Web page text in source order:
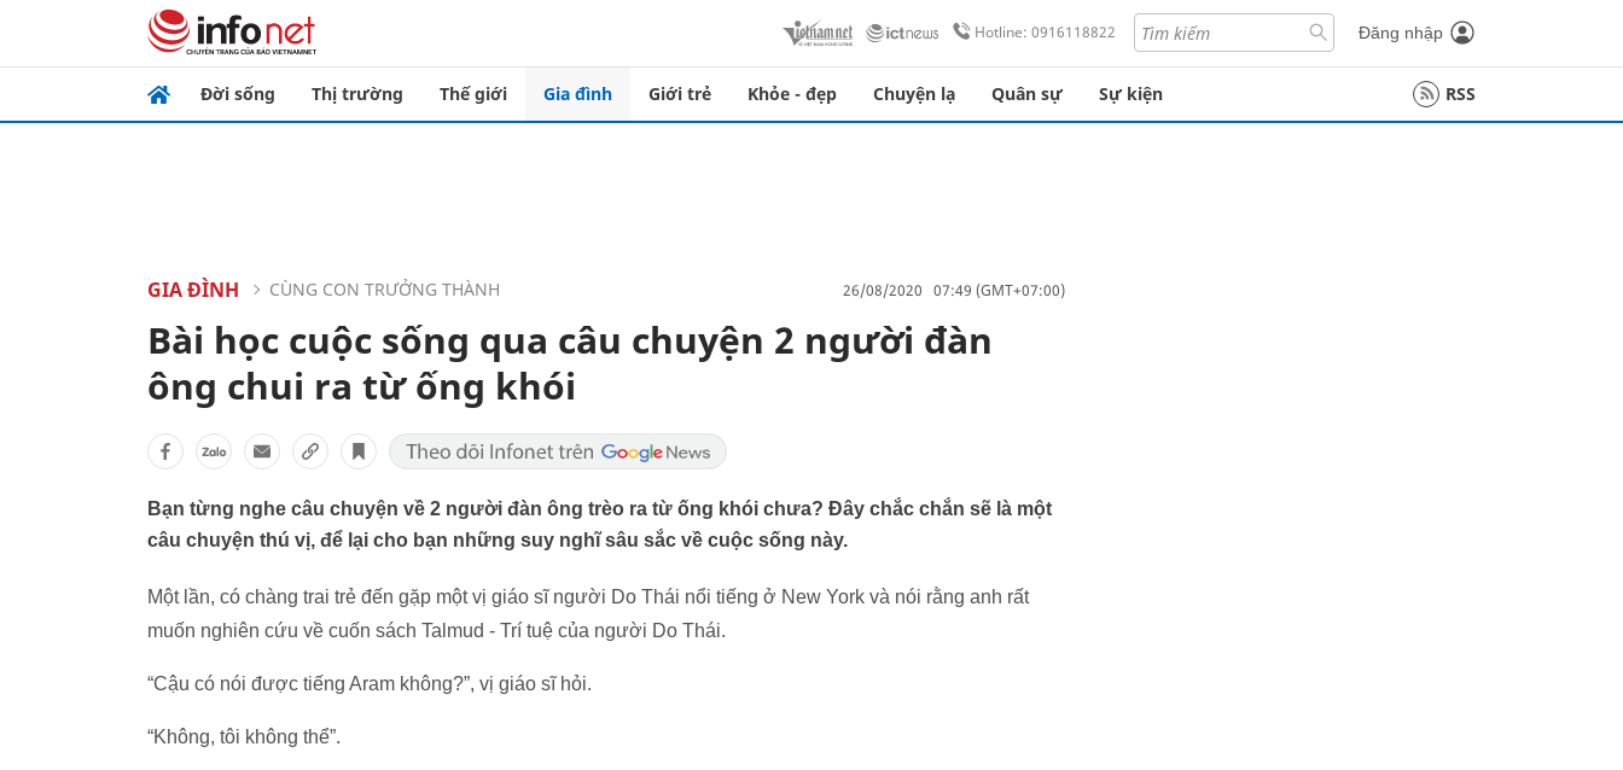
Hotline: 0916118822 Đăng nhập
Đời sống Thị trường Thế giới Gia đình Giới trẻ Khỏe - đẹp Chuyện lạ Quân sự Sự kiện RSS
GIA ĐÌNH CÙNG CON TRƯỞNG THÀNH 26/08/2020 07:49 (GMT+07:00)
Bài học cuộc sống qua câu chuyện 2 người đàn
ông chui ra từ ống khói
Bạn từng nghe câu chuyện về 2 người đàn ông trèo ra từ ống khói chưa? Đây chắc chắn sẽ là một
câu chuyện thú vị, để lại cho bạn những suy nghĩ sâu sắc về cuộc sống này.
Một lần, có chàng trai trẻ đến gặp một vị giáo sĩ người Do Thái nổi tiếng ở New York và nói rằng anh rất
muốn nghiên cứu về cuốn sách Talmud - Trí tuệ của người Do Thái.
“Cậu có nói được tiếng Aram không?”, vị giáo sĩ hỏi.
“Không, tôi không thể”.